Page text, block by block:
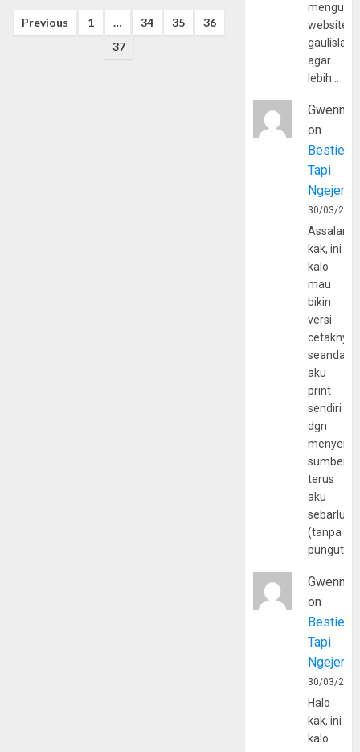
Posts
Previous 1 … 34 35
36
37
website
agar
lebih…
Gwenny
on
Bestie
Tapi
30/03/
kak, ini
kalo
mau
bikin
versi
cetaknya
aku
print
sendiri
dgn
sumber
terus
aku
(tanpa
Gwenny
on
Bestie
Tapi
30/03/
Halo
kak, ini
kalo